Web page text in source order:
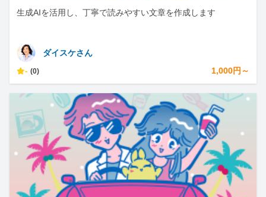
生成AIを活用し、丁寧で読みやすい文章を作成します
ダイスケさん
- (0) 1,000円～